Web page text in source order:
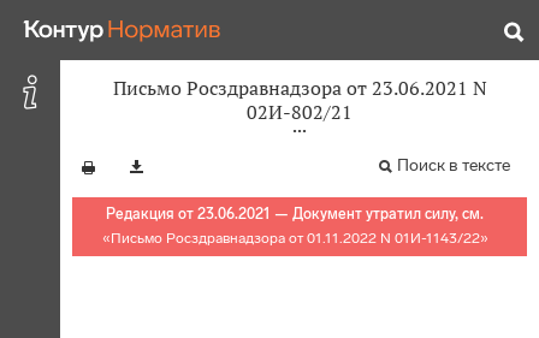
Письмо Росздравнадзора от 23.06.2021 N
02И-802/21
Поиск в тексте
Редакция от 23.06.2021 — Документ утратил силу, см.
«Письмо Росздравнадзора от 01.11.2022 N 01И-1143/22»